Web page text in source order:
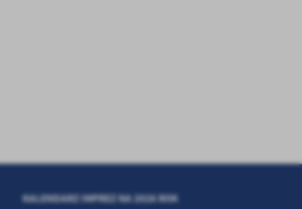
KALENDARZ IMPREZ NA 2026 ROK